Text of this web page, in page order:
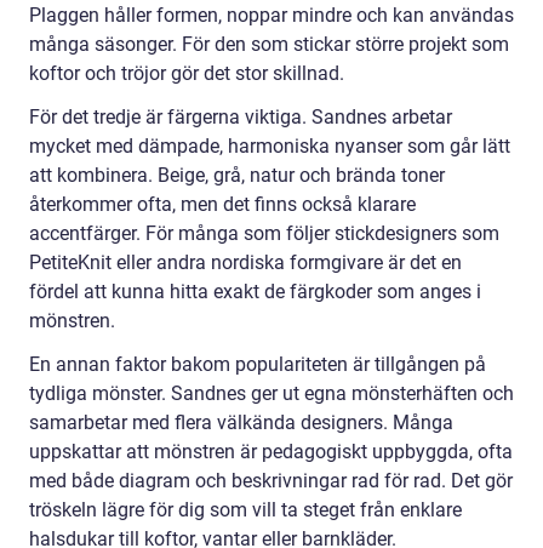
Plaggen håller formen, noppar mindre och kan användas
många säsonger. För den som stickar större projekt som
koftor och tröjor gör det stor skillnad.
För det tredje är färgerna viktiga. Sandnes arbetar
mycket med dämpade, harmoniska nyanser som går lätt
att kombinera. Beige, grå, natur och brända toner
återkommer ofta, men det finns också klarare
accentfärger. För många som följer stickdesigners som
PetiteKnit eller andra nordiska formgivare är det en
fördel att kunna hitta exakt de färgkoder som anges i
mönstren.
En annan faktor bakom populariteten är tillgången på
tydliga mönster. Sandnes ger ut egna mönsterhäften och
samarbetar med flera välkända designers. Många
uppskattar att mönstren är pedagogiskt uppbyggda, ofta
med både diagram och beskrivningar rad för rad. Det gör
tröskeln lägre för dig som vill ta steget från enklare
halsdukar till koftor, vantar eller barnkläder.